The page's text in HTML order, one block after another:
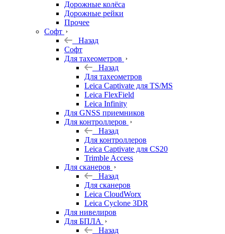
Дорожные колёса
Дорожные рейки
Прочее
Софт
Назад
Софт
Для тахеометров
Назад
Для тахеометров
Leica Captivate для TS/MS
Leica FlexField
Leica Infinity
Для GNSS приемников
Для контроллеров
Назад
Для контроллеров
Leica Captivate для CS20
Trimble Access
Для сканеров
Назад
Для сканеров
Leica CloudWorx
Leica Cyclone 3DR
Для нивелиров
Для БПЛА
Назад